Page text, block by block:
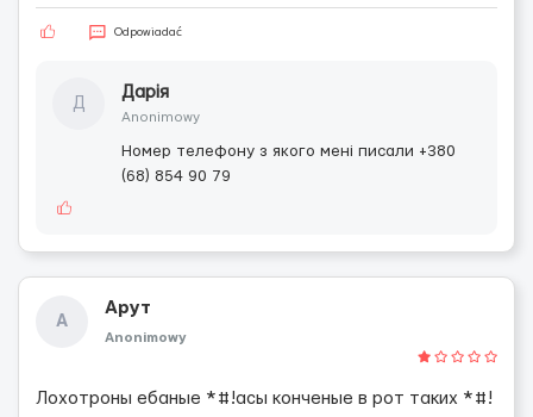
Odpowiadać
Д
Дарія
Anonimowy
Номер телефону з якого мені писали +380
(68) 854 90 79
А
Арут
Anonimowy
Лохотроны ебаные *#!асы конченые в рот таких *#!